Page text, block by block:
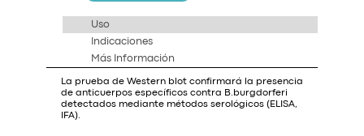
Uso
Indicaciones
Más Información
La prueba de Western blot confirmará la presencia
de anticuerpos específicos contra B.burgdorferi
detectados mediante métodos serológicos (ELISA,
IFA).